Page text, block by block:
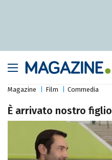
Magazine Film Commedia
È arrivato nostro figlio